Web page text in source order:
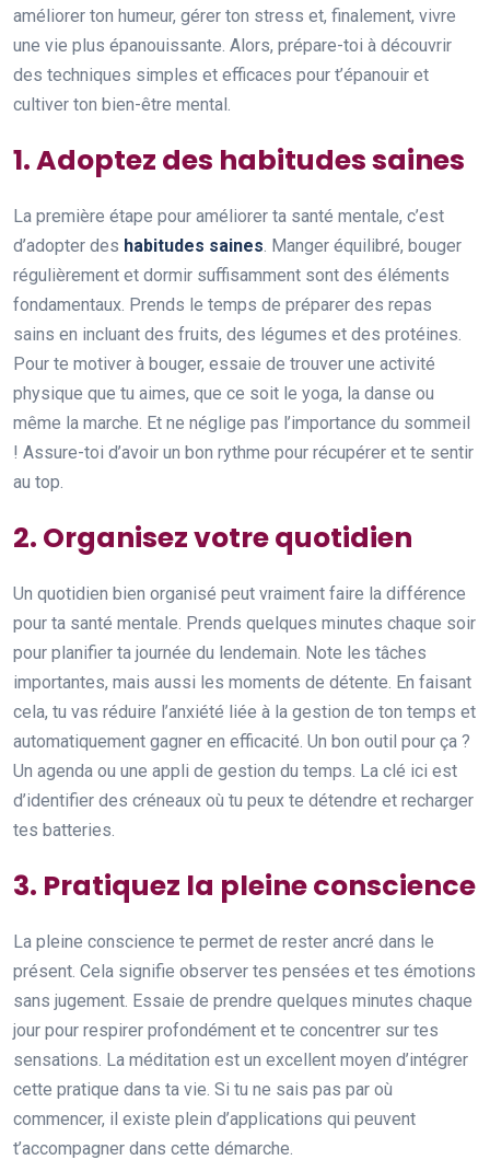
améliorer ton humeur, gérer ton stress et, finalement, vivre
une vie plus épanouissante. Alors, prépare-toi à découvrir
des techniques simples et efficaces pour t’épanouir et
cultiver ton bien-être mental.
1. Adoptez des habitudes saines
La première étape pour améliorer ta santé mentale, c’est
d’adopter des habitudes saines. Manger équilibré, bouger
régulièrement et dormir suffisamment sont des éléments
fondamentaux. Prends le temps de préparer des repas
sains en incluant des fruits, des légumes et des protéines.
Pour te motiver à bouger, essaie de trouver une activité
physique que tu aimes, que ce soit le yoga, la danse ou
même la marche. Et ne néglige pas l’importance du sommeil
! Assure-toi d’avoir un bon rythme pour récupérer et te sentir
au top.
2. Organisez votre quotidien
Un quotidien bien organisé peut vraiment faire la différence
pour ta santé mentale. Prends quelques minutes chaque soir
pour planifier ta journée du lendemain. Note les tâches
importantes, mais aussi les moments de détente. En faisant
cela, tu vas réduire l’anxiété liée à la gestion de ton temps et
automatiquement gagner en efficacité. Un bon outil pour ça ?
Un agenda ou une appli de gestion du temps. La clé ici est
d’identifier des créneaux où tu peux te détendre et recharger
tes batteries.
3. Pratiquez la pleine conscience
La pleine conscience te permet de rester ancré dans le
présent. Cela signifie observer tes pensées et tes émotions
sans jugement. Essaie de prendre quelques minutes chaque
jour pour respirer profondément et te concentrer sur tes
sensations. La méditation est un excellent moyen d’intégrer
cette pratique dans ta vie. Si tu ne sais pas par où
commencer, il existe plein d’applications qui peuvent
t’accompagner dans cette démarche.